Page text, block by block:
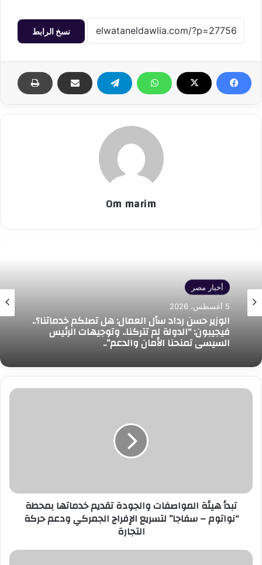
نسخ الرابط
Om marim
أخبار مصر
5 أغسطس، 2026
الوزير حسن رداد سأل العمال: هل تصلكم خدماتنا؟..
فيجيبون: “الدولة لم تتركنا.. وتوجيهات الرئيس
السيسي تمنحنا الأمان والدعم”..
تبدأ
–
سفاجا”
لتسريع
ودعم
تبدأ هيئة المواصفات والجودة تقديم خدماتها بمحطة
“نواتوم – سفاجا” لتسريع الإفراج الجمركي ودعم حركة
التجارة
توقّع